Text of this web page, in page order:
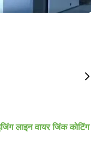
लाइन वायर जिंक कोटिंग